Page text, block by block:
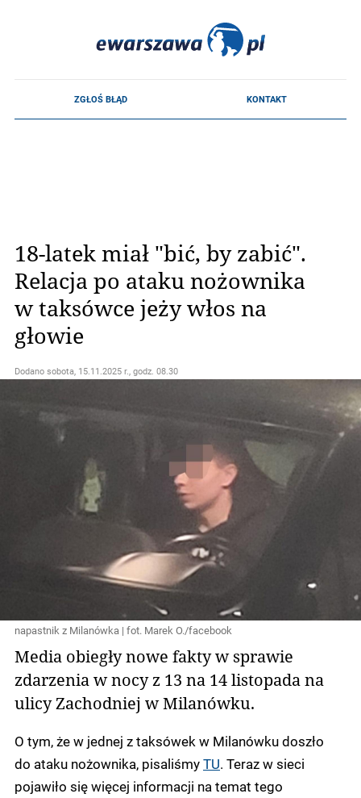
18-latek miał "bić, by zabić".
Relacja po ataku nożownika
w taksówce jeży włos na
głowie
Dodano sobota, 15.11.2025 r., godz. 08.30
napastnik z Milanówka | fot. Marek O./facebook
Media obiegły nowe fakty w sprawie
zdarzenia w nocy z 13 na 14 listopada na
ulicy Zachodniej w Milanówku.
O tym, że w jednej z taksówek w Milanówku doszło
do ataku nożownika, pisaliśmyTU. Teraz w sieci
pojawiło się więcej informacji na temat tego